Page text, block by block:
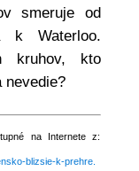
smeruje od
k Waterloo.
kruhov, kto
nevedie?
na Internete z:
blizsie-k-prehre.